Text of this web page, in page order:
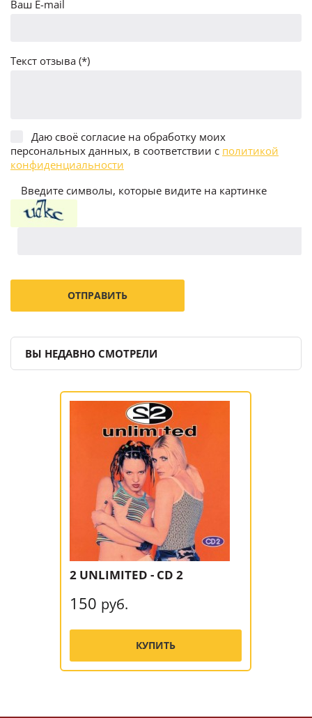
Ваш E-mail
Текст отзыва (*)
Даю своё согласие на обработку моих
персональных данных, в соответствии с политикой
конфиденциальности
Введите символы, которые видите на картинке
ВЫ НЕДАВНО СМОТРЕЛИ
2 UNLIMITED - CD 2
150 руб.
КУПИТЬ